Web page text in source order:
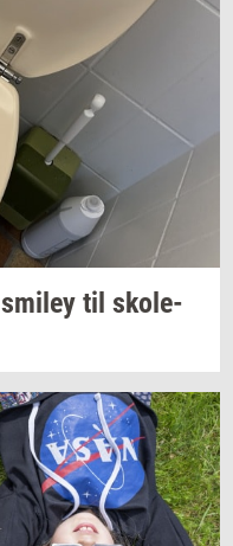
smiley til sko­le­